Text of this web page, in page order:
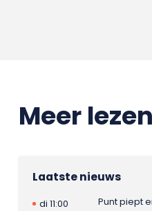
Meer
Laatste nieuws
di 11:00
Punt piept